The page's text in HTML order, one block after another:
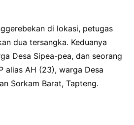
di lokasi, petugas
dua tersangka. Keduanya
Desa Sipea-pea, dan seorang
alias AH (23), warga Desa
Sorkam Barat, Tapteng.